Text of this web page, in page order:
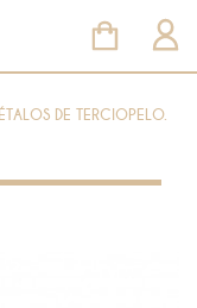
DE TERCIOPELO.